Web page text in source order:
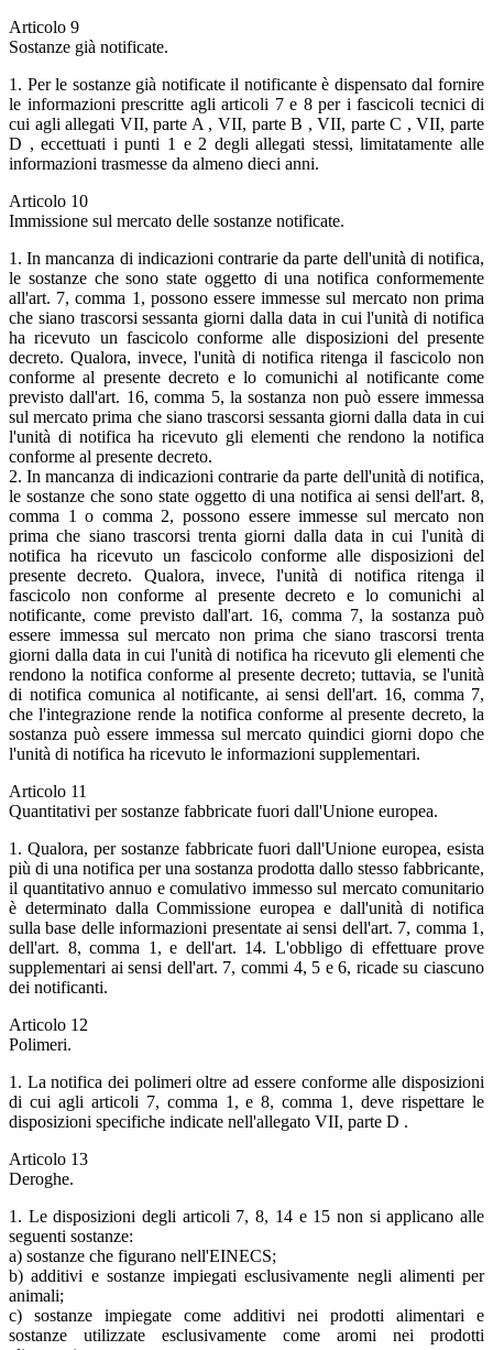
Articolo 9
Sostanze già notificate.
1. Per le sostanze già notificate il notificante è dispensato dal fornire
le informazioni prescritte agli articoli 7 e 8 per i fascicoli tecnici di
cui agli allegati VII, parte A , VII, parte B , VII, parte C , VII, parte
D , eccettuati i punti 1 e 2 degli allegati stessi, limitatamente alle
informazioni trasmesse da almeno dieci anni.
Articolo 10
Immissione sul mercato delle sostanze notificate.
1. In mancanza di indicazioni contrarie da parte dell'unità di notifica,
le sostanze che sono state oggetto di una notifica conformemente
all'art. 7, comma 1, possono essere immesse sul mercato non prima
che siano trascorsi sessanta giorni dalla data in cui l'unità di notifica
ha ricevuto un fascicolo conforme alle disposizioni del presente
decreto. Qualora, invece, l'unità di notifica ritenga il fascicolo non
conforme al presente decreto e lo comunichi al notificante come
previsto dall'art. 16, comma 5, la sostanza non può essere immessa
sul mercato prima che siano trascorsi sessanta giorni dalla data in cui
l'unità di notifica ha ricevuto gli elementi che rendono la notifica
conforme al presente decreto.
2. In mancanza di indicazioni contrarie da parte dell'unità di notifica,
le sostanze che sono state oggetto di una notifica ai sensi dell'art. 8,
comma 1 o comma 2, possono essere immesse sul mercato non
prima che siano trascorsi trenta giorni dalla data in cui l'unità di
notifica ha ricevuto un fascicolo conforme alle disposizioni del
presente decreto. Qualora, invece, l'unità di notifica ritenga il
fascicolo non conforme al presente decreto e lo comunichi al
notificante, come previsto dall'art. 16, comma 7, la sostanza può
essere immessa sul mercato non prima che siano trascorsi trenta
giorni dalla data in cui l'unità di notifica ha ricevuto gli elementi che
rendono la notifica conforme al presente decreto; tuttavia, se l'unità
di notifica comunica al notificante, ai sensi dell'art. 16, comma 7,
che l'integrazione rende la notifica conforme al presente decreto, la
sostanza può essere immessa sul mercato quindici giorni dopo che
l'unità di notifica ha ricevuto le informazioni supplementari.
Articolo 11
Quantitativi per sostanze fabbricate fuori dall'Unione europea.
1. Qualora, per sostanze fabbricate fuori dall'Unione europea, esista
più di una notifica per una sostanza prodotta dallo stesso fabbricante,
il quantitativo annuo e comulativo immesso sul mercato comunitario
è determinato dalla Commissione europea e dall'unità di notifica
sulla base delle informazioni presentate ai sensi dell'art. 7, comma 1,
dell'art. 8, comma 1, e dell'art. 14. L'obbligo di effettuare prove
supplementari ai sensi dell'art. 7, commi 4, 5 e 6, ricade su ciascuno
dei notificanti.
Articolo 12
Polimeri.
1. La notifica dei polimeri oltre ad essere conforme alle disposizioni
di cui agli articoli 7, comma 1, e 8, comma 1, deve rispettare le
disposizioni specifiche indicate nell'allegato VII, parte D .
Articolo 13
Deroghe.
1. Le disposizioni degli articoli 7, 8, 14 e 15 non si applicano alle
seguenti sostanze:
a) sostanze che figurano nell'EINECS;
b) additivi e sostanze impiegati esclusivamente negli alimenti per
animali;
c) sostanze impiegate come additivi nei prodotti alimentari e
sostanze utilizzate esclusivamente come aromi nei prodotti